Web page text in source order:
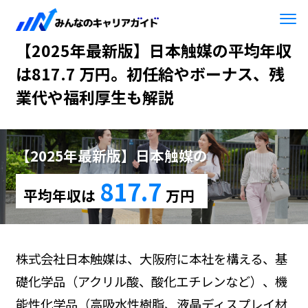
HOME 【2025年最新版】日本触媒
【2025年最新版】日本触媒の平均年収
は817.7 万円。初任給やボーナス、残
業代や福利厚生も解説
【2025年最新版】日本触媒の
平均年収は 817.7 万円
株式会社日本触媒は、大阪府に本社を構える、基
礎化学品（アクリル酸、酸化エチレンなど）、機
能性化学品（高吸水性樹脂、液晶ディスプレイ材